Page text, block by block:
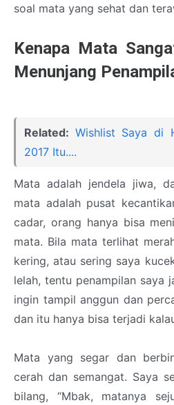
soal mata yang sehat dan
Kenapa Mata
Menunjang
Related: Wishlist Saya di
2017 Itu....
Mata adalah jendela jiwa,
mata adalah pusat
cadar, orang hanya bisa
mata. Bila mata terlihat
kering, atau sering saya
lelah, tentu penampilan saya
ingin tampil anggun dan
dan itu hanya bisa terjadi
Mata yang segar dan
cerah dan semangat. Saya
bilang, “Mbak, matanya